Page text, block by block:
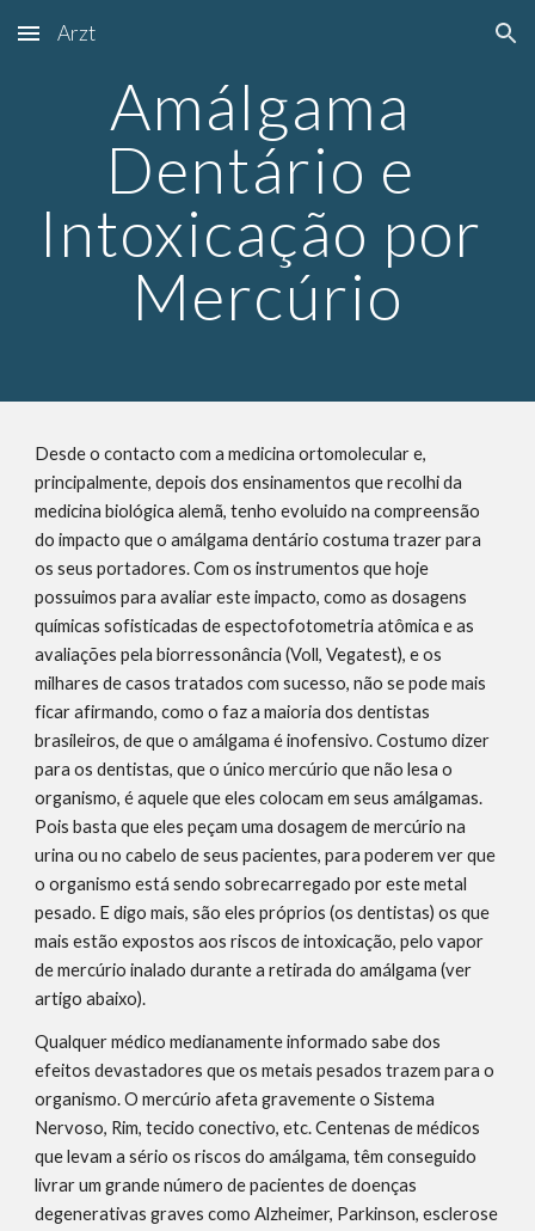
Skip to main content Skip to navigation
Arzt
Amálgama
Dentário e
Intoxicação por
Mercúrio
Desde o contacto com a medicina ortomolecular e,
principalmente, depois dos ensinamentos que recolhi da
medicina biológica alemã, tenho evoluido na compreensão
do impacto que o amálgama dentário costuma trazer para
os seus portadores. Com os instrumentos que hoje
possuimos para avaliar este impacto, como as dosagens
químicas sofisticadas de espectofotometria atômica e as
avaliações pela biorressonância (Voll, Vegatest), e os
milhares de casos tratados com sucesso, não se pode mais
ficar afirmando, como o faz a maioria dos dentistas
brasileiros, de que o amálgama é inofensivo. Costumo dizer
para os dentistas, que o único mercúrio que não lesa o
organismo, é aquele que eles colocam em seus amálgamas.
Pois basta que eles peçam uma dosagem de mercúrio na
urina ou no cabelo de seus pacientes, para poderem ver que
o organismo está sendo sobrecarregado por este metal
pesado. E digo mais, são eles próprios (os dentistas) os que
mais estão expostos aos riscos de intoxicação, pelo vapor
de mercúrio inalado durante a retirada do amálgama (ver
artigo abaixo).
Qualquer médico medianamente informado sabe dos
efeitos devastadores que os metais pesados trazem para o
organismo. O mercúrio afeta gravemente o Sistema
Nervoso, Rim, tecido conectivo, etc. Centenas de médicos
que levam a sério os riscos do amálgama, têm conseguido
livrar um grande número de pacientes de doenças
degenerativas graves como Alzheimer, Parkinson, esclerose